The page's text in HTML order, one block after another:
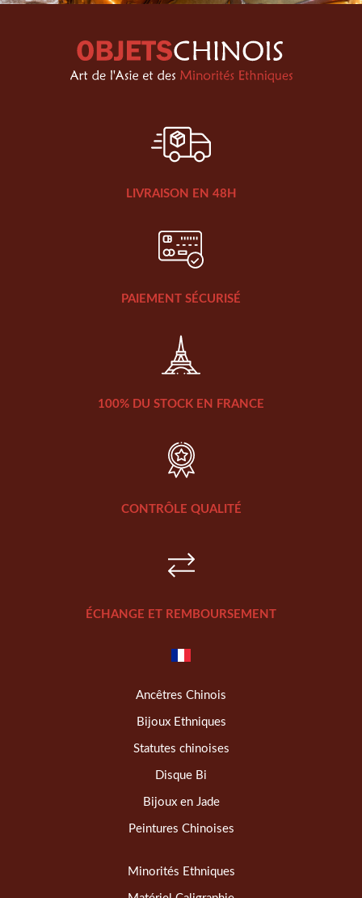
LIVRAISON EN 48H
PAIEMENT SÉCURISÉ
100% DU STOCK EN FRANCE
CONTRÔLE QUALITÉ
ÉCHANGE ET REMBOURSEMENT
Ancêtres Chinois
Bijoux Ethniques
Statutes chinoises
Disque Bi
Bijoux en Jade
Peintures Chinoises
Minorités Ethniques